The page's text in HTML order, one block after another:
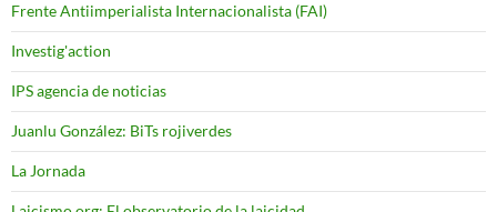
Frente Antiimperialista Internacionalista (FAI)
Investig'action
IPS agencia de noticias
Juanlu González: BiTs rojiverdes
La Jornada